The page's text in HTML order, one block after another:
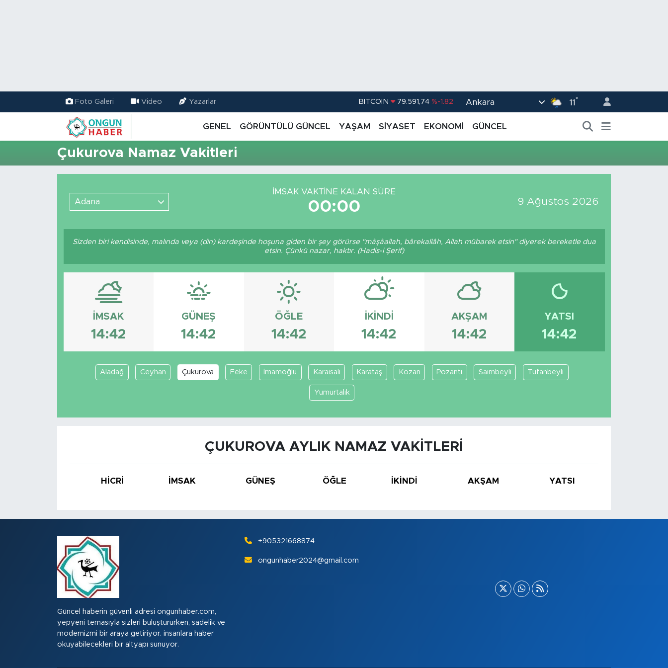
Foto Galeri Video Yazarlar BITCOIN 79.591,74 %-1.82
G.ALTIN 6862,09000 %0.19
BİST100
Ankara 11 °
GENEL GÖRÜNTÜLÜ GÜNCEL YAŞAM SİYASET EKONOMİ GÜNCEL
Çukurova Namaz Vakitleri
Adana
İMSAK VAKTİNE KALAN SÜRE
00:00 9 Ağustos 2026
Sizden biri kendisinde, malında veya (din) kardeşinde hoşuna giden bir şey görürse "mâşâallah, bârekallâh, Allah mübarek etsin" diyerek bereketle dua
etsin. Çünkü nazar, haktır. (Hadis-i Şerif)
İMSAK
14:42
GÜNEŞ
14:42
ÖĞLE
14:42
İKINDI
14:42
AKŞAM
14:42
YATSI
14:42
Aladağ Ceyhan Çukurova Feke İmamoğlu Karaisalı Karataş Kozan Pozantı Saimbeyli Tufanbeyli
Yumurtalık
ÇUKUROVA AYLIK NAMAZ VAKITLERI
HİCRİ İMSAK GÜNEŞ ÖĞLE İKINDI AKŞAM YATSI
Güncel haberin güvenli adresi ongunhaber.com,
yepyeni temasıyla sizleri buluştururken, sadelik ve
modernizmi bir araya getiriyor. insanlara haber
okuyabilecekleri bir altyapı sunuyor.
+905321668874
ongunhaber2024@gmail.com
Trafik Durumu
TFF 2.Lig Kırmızı Grup Puan Durumu ve Fikstür
Tüm Manşetler